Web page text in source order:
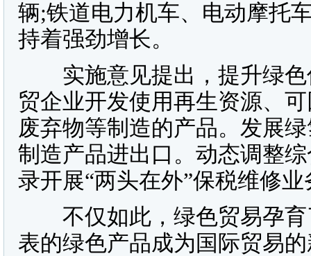
辆;铁道电力机车、电动摩托
持着强劲增长。
实施意见提出，提升绿色
贸企业开发使用再生资源、
废弃物等制造的产品。发展
制造产品进出口。动态调整
录开展“两头在外”保税维修业
不仅如此，绿色贸易孕育
表的绿色产品成为国际贸易